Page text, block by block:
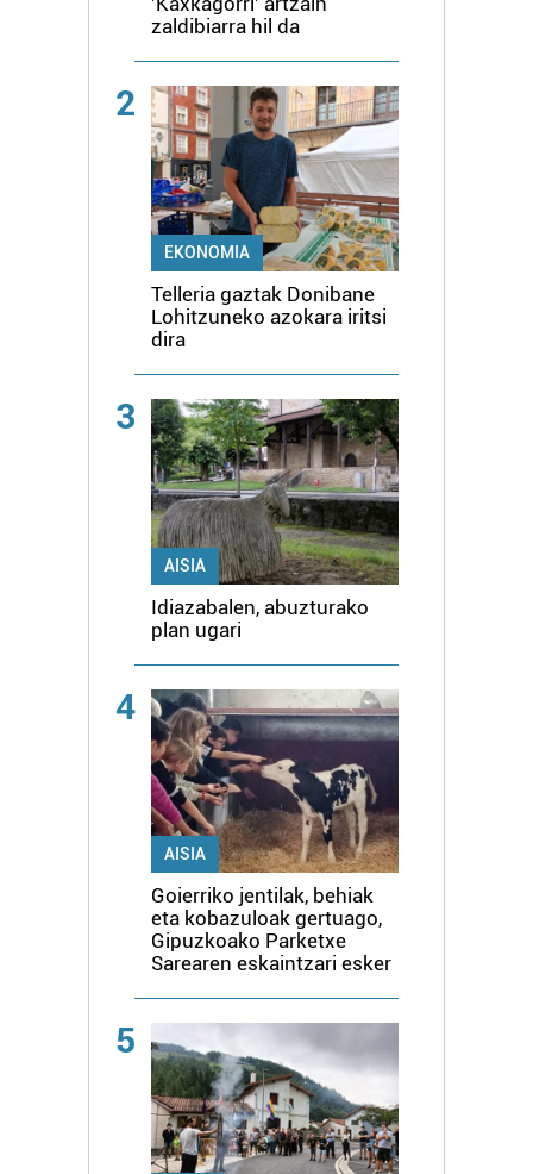
zaldibiarra hil da
2
EKONOMIA
Telleria gaztak Donibane
Lohitzuneko azokara iritsi
dira
3
AISIA
Idiazabalen, abuzturako
plan ugari
4
AISIA
Goierriko jentilak, behiak
eta kobazuloak gertuago,
Gipuzkoako Parketxe
Sarearen eskaintzari esker
5